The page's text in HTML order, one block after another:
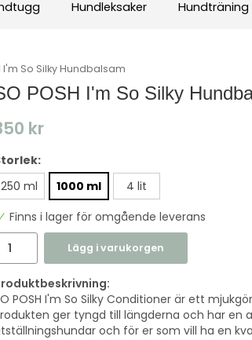
Hundleksaker Hundträning
I'm So Silky Hundbalsam
POSH I'm So Silky
kr
250 ml
1000 ml
4 lit
Finns i lager för omgående leverans
Lägg i varukorgen
POSH I'm So Silky Conditioner är ett
ger tyngd till längderna och har
och för er som vill ha en